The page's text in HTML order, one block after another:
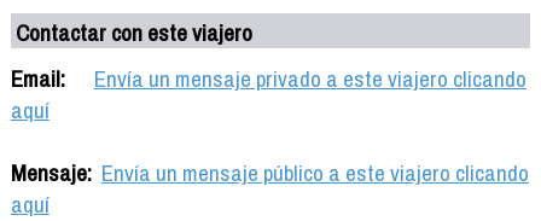
Contactar con este viajero
Email:
Envía un mensaje privado a este viajero clicando
aquí
Mensaje: Envía un mensaje público a este viajero clicando
aquí